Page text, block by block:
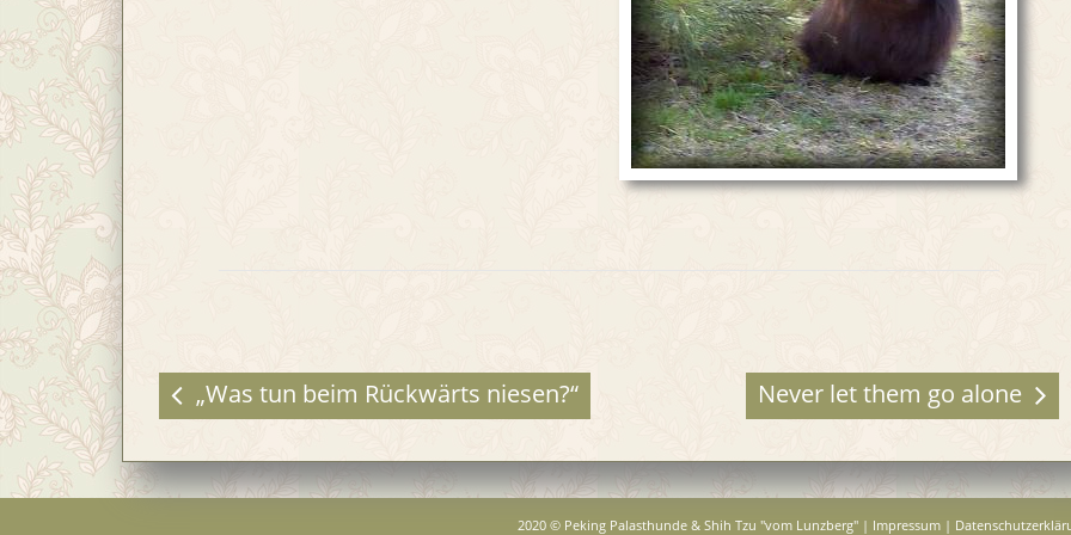
„Was tun beim Rückwärts niesen?“ Never let them go alone
2020 © Peking Palasthunde & Shih Tzu "vom Lunzberg" | Impressum|